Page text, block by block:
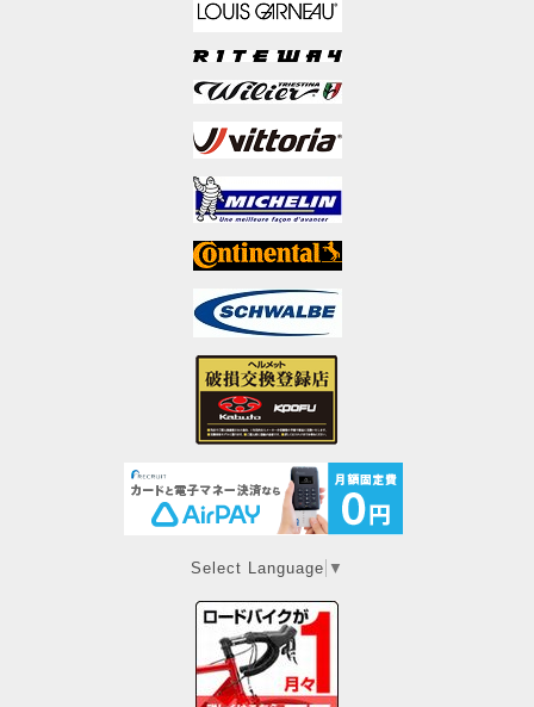
Select Language ▼